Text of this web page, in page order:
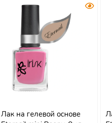
Лак на гелевой основе